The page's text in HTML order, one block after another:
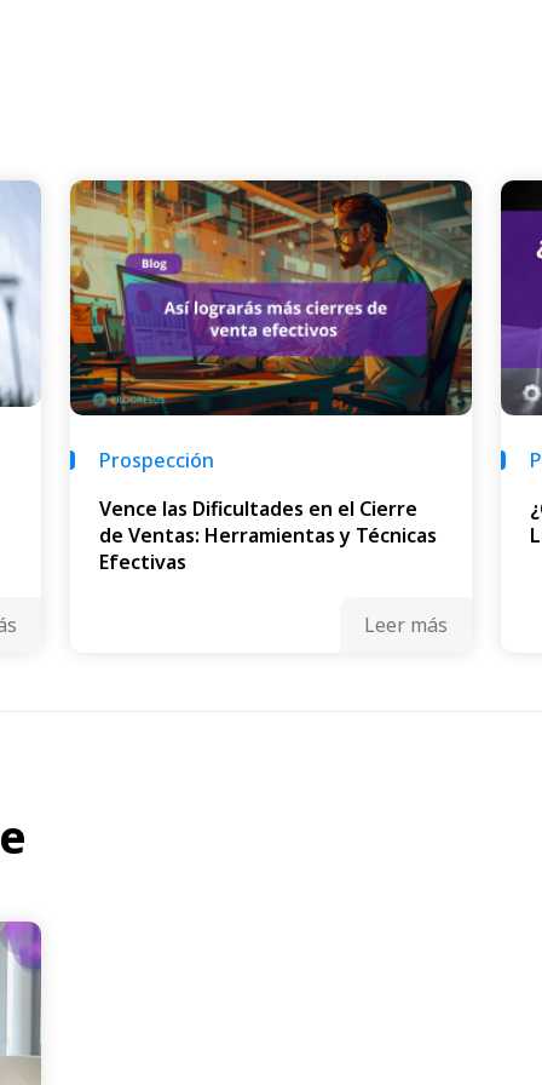
Prospección
Vence las Dificultades en el Cierre
de Ventas: Herramientas y Técnicas
Efectivas
Leer más